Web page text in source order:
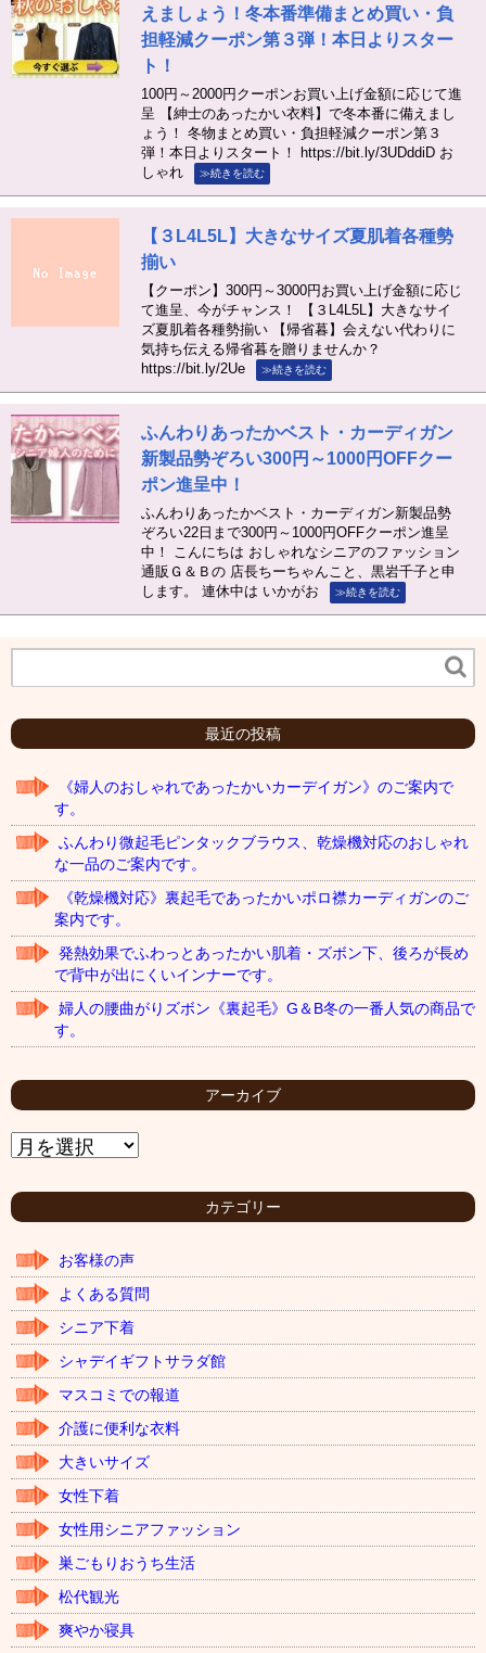
えましょう！冬本番準備まとめ買い・負
担軽減クーポン第３弾！本日よりスター
ト！
100円～2000円クーポンお買い上げ金額に応じて進
呈 【紳士のあったかい衣料】で冬本番に備えまし
ょう！ 冬物まとめ買い・負担軽減クーポン第３
弾！本日よりスタート！ https://bit.ly/3UDddiD お
しゃれ
≫続きを読む
【３L4L5L】大きなサイズ夏肌着各種勢
揃い
【クーポン】300円～3000円お買い上げ金額に応じ
て進呈、今がチャンス！ 【３L4L5L】大きなサイ
ズ夏肌着各種勢揃い 【帰省暮】会えない代わりに
気持ち伝える帰省暮を贈りませんか？
https://bit.ly/2Ue
≫続きを読む
ふんわりあったかベスト・カーディガン
新製品勢ぞろい300円～1000円OFFクー
ポン進呈中！
ふんわりあったかベスト・カーディガン新製品勢
ぞろい22日まで300円～1000円OFFクーポン進呈
中！ こんにちは おしゃれなシニアのファッション
通販Ｇ＆Ｂの 店長ちーちゃんこと、黒岩千子と申
します。 連休中は いかがお
≫続きを読む
最近の投稿
《婦人のおしゃれであったかいカーデイガン》のご案内で
す。
ふんわり微起毛ピンタックブラウス、乾燥機対応のおしゃれ
な一品のご案内です。
《乾燥機対応》裏起毛であったかいポロ襟カーディガンのご
案内です。
発熱効果でふわっとあったかい肌着・ズボン下、後ろが長め
で背中が出にくいインナーです。
婦人の腰曲がりズボン《裏起毛》G＆B冬の一番人気の商品で
す。
アーカイブ
ア
ー
イ
ブ
カテゴリー
お客様の声
よくある質問
シニア下着
シャデイギフトサラダ館
マスコミでの報道
介護に便利な衣料
大きいサイズ
女性下着
女性用シニアファッション
巣ごもりおうち生活
松代観光
爽やか寝具